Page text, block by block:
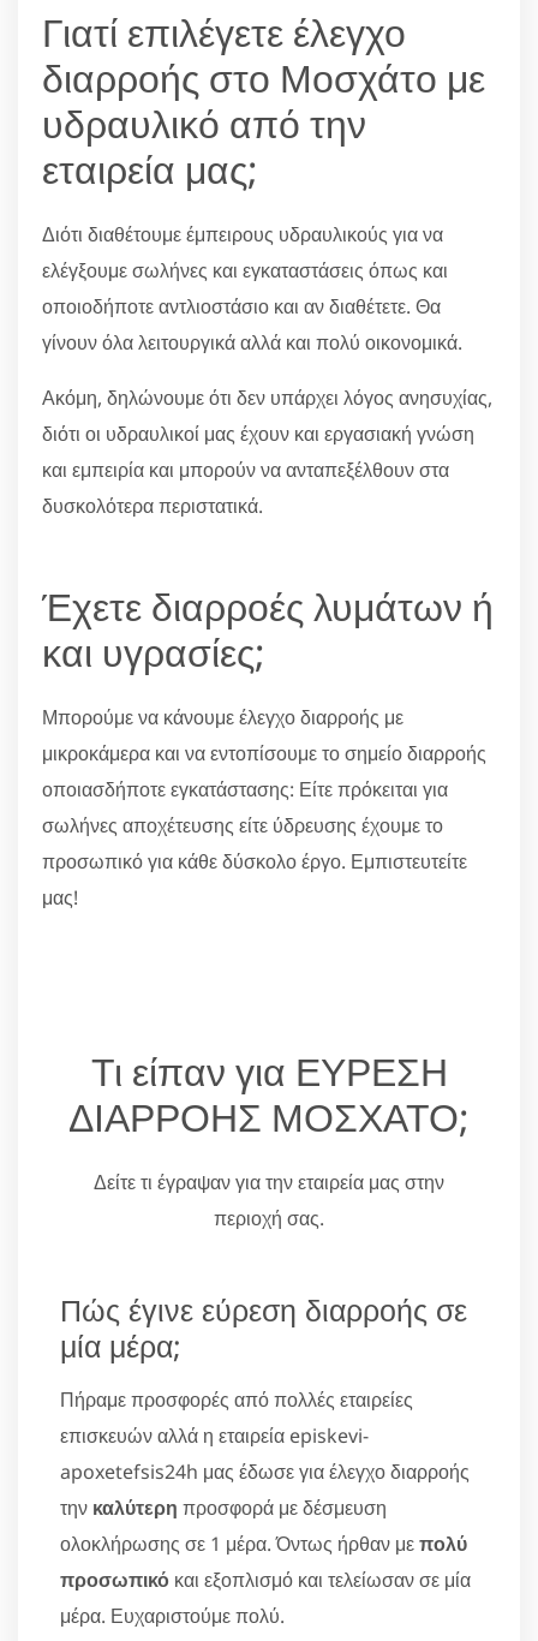
Γιατί επιλέγετε έλεγχο
διαρροής στο Μοσχάτο με
υδραυλικό από την
εταιρεία μας;
Διότι διαθέτουμε έμπειρους υδραυλικούς για να
ελέγξουμε σωλήνες και εγκαταστάσεις όπως και
οποιοδήποτε αντλιοστάσιο και αν διαθέτετε. Θα
γίνουν όλα λειτουργικά αλλά και πολύ οικονομικά.
Ακόμη, δηλώνουμε ότι δεν υπάρχει λόγος ανησυχίας,
διότι οι υδραυλικοί μας έχουν και εργασιακή γνώση
και εμπειρία και μπορούν να ανταπεξέλθουν στα
δυσκολότερα περιστατικά.
Έχετε διαρροές λυμάτων ή
και υγρασίες;
Μπορούμε να κάνουμε έλεγχο διαρροής με
μικροκάμερα και να εντοπίσουμε το σημείο διαρροής
οποιασδήποτε εγκατάστασης: Είτε πρόκειται για
σωλήνες αποχέτευσης είτε ύδρευσης έχουμε το
προσωπικό για κάθε δύσκολο έργο. Εμπιστευτείτε
μας!
Τι είπαν για ΕΥΡΕΣΗ
ΔΙΑΡΡΟΗΣ ΜΟΣΧΑΤΟ;
Δείτε τι έγραψαν για την εταιρεία μας στην
περιοχή σας.
Πώς έγινε εύρεση διαρροής σε
μία μέρα;
Πήραμε προσφορές από πολλές εταιρείες
επισκευών αλλά η εταιρεία episkevi-
apoxetefsis24h μας έδωσε για έλεγχο διαρροής
την καλύτερη προσφορά με δέσμευση
ολοκλήρωσης σε 1 μέρα. Όντως ήρθαν μεπολύ
προσωπικό και εξοπλισμό και τελείωσαν σε μία
μέρα. Ευχαριστούμε πολύ.